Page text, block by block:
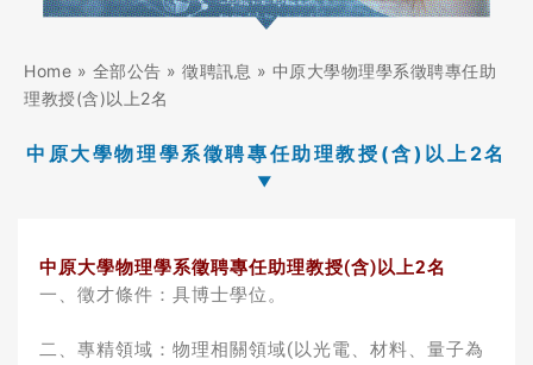
Home » 全部公告 » 徵聘訊息 » 中原大學物理學系徵聘專任助
理教授(含)以上2名
中原大學物理學系徵聘專任助理教授(含)以上2名
中原大學物理學系徵聘專任助理教授(含)以上2名
一、徵才條件：具博士學位。
二、專精領域：物理相關領域(以光電、材料、量子為